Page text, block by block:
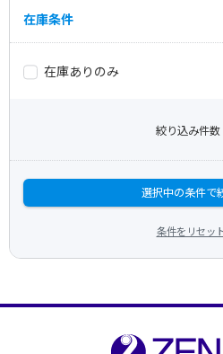
在庫条件
在庫ありのみ
絞り込み件数
選択中の条件で
条件をリセッ